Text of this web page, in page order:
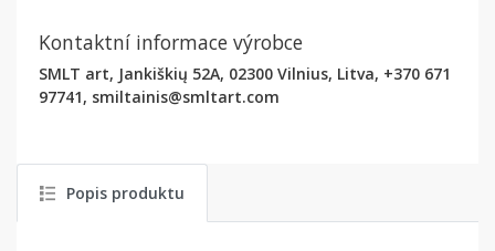
Kontaktní informace výrobce
SMLT art, Jankiškių 52A, 02300 Vilnius, Litva, +370 671
97741, smiltainis@smltart.com
Popis produktu